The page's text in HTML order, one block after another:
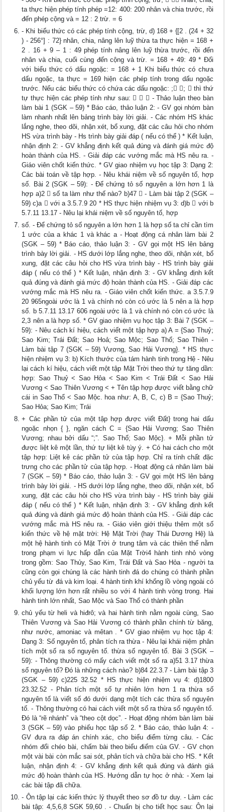
ta thực hiện phép tính phép =12: 400: 200 nhân và chia trước, rồi
đến phép cộng và = 12 : 2 trừ. = 6
- Khi biểu thức có các phép tính cộng, trừ, d) 168 + {[2 . (24 + 32
) - 256°] : 72} nhân, chia, nâng lên luỹ thừa ta thực hiện = 168 +
2 . 16 + 9 – 1 : 49 phép tính nâng lên luỹ thừa trước, rồi đến
nhân và chia, cuối cùng đến cộng và trừ. = 168 + 49: 49 * Đối
với biểu thức có dấu ngoặc: = 168 + 1 Khi biểu thức có chưa
dấu ngoặc, ta thực = 169 hiện các phép tính trong dấu ngoặc
trước. Nếu các biểu thức có chứa các dấu ngoặc: ; ;  thì thứ
tự thực hiện các phép tính như sau:    - Thảo luận theo bàn
làm bài 1 (SGK – 59) * Báo cáo, thảo luận 2: - GV gọi nhóm bàn
làm nhanh nhất lên bảng trình bày lời giải. - Các nhóm HS khác
lắng nghe, theo dõi, nhận xét, bổ xung, đặt các câu hỏi cho nhóm
HS vừa trình bày - Hs trình bày giải đáp ( nếu có thể ) * Kết luận,
nhận định 2: - GV khẳng định kết quả đúng và đánh giá mức độ
hoàn thành của HS. - Giải đáp các vướng mắc mà HS nêu ra. -
Giáo viên chốt kiến thức. * GV giao nhiệm vụ học tập 3: Dạng 2:
Các bài toán về tập hợp. - Nêu khái niệm về số nguyên tố, hợp
số. Bài 2 (SGK – 59): - Để chứng tỏ số nguyên a lớn hơn 1 là
hợp a)2  số ta làm như thế nào? b)47  - Làm bài tập 2 (SGK –
59) c)a  với a 3.5.7.9 20 * HS thực hiện nhiệm vụ 3: d)b  với b
5.7.11 13.17 - Nêu lại khái niệm về số nguyên tố, hợp
số. - Để chứng tỏ số nguyên a lớn hơn 1 là hợp số ta chỉ cần tìm
1 ước của a khác 1 và khác a - Hoạt động cá nhân làm bài 2
(SGK – 59) * Báo cáo, thảo luận 3: - GV gọi một HS lên bảng
trình bày lời giải. - HS dưới lớp lắng nghe, theo dõi, nhận xét, bổ
xung, đặt các câu hỏi cho HS vừa trình bày - HS trình bày giải
đáp ( nếu có thể ) * Kết luận, nhận định 3: - GV khẳng định kết
quả đúng và đánh giá mức độ hoàn thành của HS. - Giải đáp các
vướng mắc mà HS nêu ra. - Giáo viên chốt kiến thức. a 3.5.7.9
20 965ngoài ước là 1 và chính nó còn có ước là 5 nên a là hợp
số. b 5.7.11 13.17 606 ngoài ước là 1 và chính nó còn có ước là
2,3 nên a là hợp số. * GV giao nhiệm vụ học tập 3: Bài 7 (SGK –
59): - Nêu cách kí hiệu, cách viết một tập hợp a) A = {Sao Thuỷ;
Sao Kim; Trái Đất; Sao Hoả; Sao Mộc; Sao Thổ; Sao Thiên -
Làm bài tập 7 (SGK – 59) Vương, Sao Hải Vương}. * HS thực
hiện nhiệm vụ 3: b) Kích thước của tám hành tinh trong Hệ - Nêu
lại cách kí hiệu, cách viết một tập Mặt Trời theo thứ tự tăng dần:
hợp: Sao Thuỷ < Sao Hỏa < Sao Kim < Trái Đất < Sao Hải
Vương < Sao Thiên Vương < + Tên tập hợp được viết bằng chữ
cái in Sao Thổ < Sao Mộc. hoa như: A, B, C, c) B = {Sao Thuỷ;
Sao Hỏa; Sao Kim; Trái
+ Các phần tử của một tập hợp được viết Đất} trong hai dấu
ngoặc nhọn { }, ngăn cách C = {Sao Hải Vương; Sao Thiên
Vương; nhau bởi dấu “;”. Sao Thổ; Sao Mộc}. + Mỗi phần tử
được liệt kê một lần, thứ tự liệt kê tùy ý. + Có hai cách cho một
tập hợp: Liệt kê các phần tử của tập hợp. Chỉ ra tính chất đặc
trưng cho các phần tử của tập hợp. - Hoạt động cá nhân làm bài
7 (SGK – 59) * Báo cáo, thảo luận 3: - GV gọi một HS lên bảng
trình bày lời giải. - HS dưới lớp lắng nghe, theo dõi, nhận xét, bổ
xung, đặt các câu hỏi cho HS vừa trình bày - HS trình bày giải
đáp ( nếu có thể ) * Kết luận, nhận định 3: - GV khẳng định kết
quả đúng và đánh giá mức độ hoàn thành của HS. - Giải đáp các
vướng mắc mà HS nêu ra. - Giáo viên giới thiệu thêm một số
kiến thức về hệ mặt trời: Hệ Mặt Trời (hay Thái Dương Hệ) là
một hệ hành tinh có Mặt Trời ở trung tâm và các thiên thể nằm
trong phạm vi lực hấp dẫn của Mặt Trời4 hành tinh nhỏ vòng
trong gồm: Sao Thủy, Sao Kim, Trái Đất và Sao Hỏa - người ta
cũng còn gọi chúng là các hành tinh đá do chúng có thành phần
chủ yếu từ đá và kim loại. 4 hành tinh khí khổng lồ vòng ngoài có
khối lượng lớn hơn rất nhiều so với 4 hành tinh vòng trong. Hai
hành tinh lớn nhất, Sao Mộc và Sao Thổ có thành phần
chủ yếu từ heli và hiđrô; và hai hành tinh nằm ngoài cùng, Sao
Thiên Vương và Sao Hải Vương có thành phần chính từ băng,
như nước, amoniac và mêtan . * GV giao nhiệm vụ học tập 4:
Dạng 3: Số nguyên tố, phân tích ra thừa - Nêu lại khái niệm phân
tích một số ra số nguyên tố. thừa số nguyên tố. Bài 3 (SGK –
59): - Thông thường có mấy cách viết một số ra a)51 3.17 thừa
số nguyên tố? Đó là những cách nào? b)84 22.3.7 - Làm bài tập 3
(SGK – 59) c)225 32.52 * HS thực hiện nhiệm vụ 4: d)1800
23.32.52 - Phân tích một số tự nhiên lớn hơn 1 ra thừa số
nguyên tố là viết số đó dưới dạng một tích các thừa số nguyên
tố. - Thông thường có hai cách viết một số ra thừa số nguyên tố.
Đó là “rẽ nhánh” và “theo cột dọc”. - Hoạt động nhóm bàn làm bài
3 (SGK – 59) vào phiếu học tập số 2. * Báo cáo, thảo luận 4: -
GV đưa ra đáp án chính xác, cho biểu điểm từng câu. - Các
nhóm đổi chéo bài, chấm bài theo biểu điểm của GV. - GV chọn
một vài bài còn mắc sai sót, phân tích và chữa bài cho HS. * Kết
luận, nhận định 4: - GV khẳng định kết quả đúng và đánh giá
mức độ hoàn thành của HS. Hướng dẫn tự học ở nhà: - Xem lại
các bài tập đã chữa.
- Ôn tập lại các kiến thức lý thuyết theo sơ đồ tư duy. - Làm các
bài tập: 4,5,6,8 SGK 59,60 . - Chuẩn bị cho tiết học sau: Ôn lại